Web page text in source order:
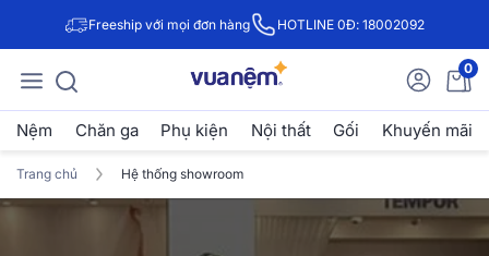
Freeship với mọi đơn hàng HOTLINE 0Đ: 18002092
0
Nệm Chăn ga Phụ kiện Nội thất Gối Khuyến mãi
Trang chủ Hệ thống showroom